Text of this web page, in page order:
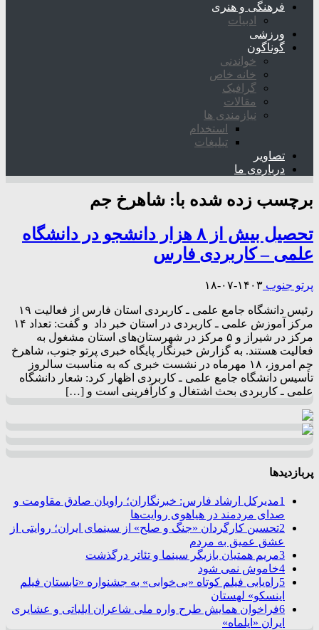
فرهنگی و هنری
ادبیات
ورزشی
گوناگون
خواندنی
خانه خاص
گرافیک
مقالات
نیازمندی ها
استخدام
تبلیغات
تصاویر
درباره‌ی ما
برچسب زده شده با: شاهرخ جم
تحصیل بیش از ۸ هزار دانشجو در دانشگاه
علمی – کاربردی فارس
پرتو جنوب ۱۴۰۳-۰۷-۱۸
رئیس دانشگاه جامع علمی ـ کاربردی استان فارس از فعالیت ۱۹
مرکز آموزش علمی ـ کاربردی در استان خبر داد و گفت: تعداد ۱۴
مرکز در شیراز و ۵ مرکز در شهرستان‌های‌ استان مشغول به
فعالیت هستند. به گزارش خبرنگار پایگاه خبری پرتو جنوب، شاهرخ
جم امروز، ۱۸ مهرماه در نشست خبری که به مناسبت سالروز
تأسیس دانشگاه جامع علمی ـ کاربردی اظهار کرد: شعار دانشگاه
علمی ـ کاربردی بحث اشتغال و کارآفرینی است و […]
پربازدیدها
1مدیرکل ارشاد فارس: خبرنگاران؛ راویان صادق مقاومت و
صدای مردمند در هیاهوی روایت‌ها
2تحسین کارگردان «جنگ و صلح» از سینمای ایران؛ روایتی از
عشق عمیق به مردم
3مریم همتیان بازیگر سینما و تئاتر درگذشت
4خاموش نمی شود
5راه‌یابی فیلم کوتاه «بی‌خوابی» به جشنواره «تابستان فیلم
اینسکو» لهستان
6فراخوان همایش طرح واره ملی شاعران ایلیاتی و عشایری
ایران «ایلماه»